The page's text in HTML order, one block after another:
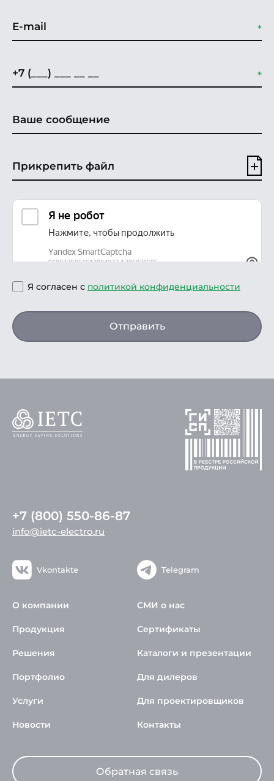
Прикрепить файл
Я согласен с политикой конфиденциальности
Отправить
+7 (800) 550-86-87
info@ietc-electro.ru
Vkontakte Telegram
О компании
Продукция
Решения
Портфолио
Услуги
Новости
СМИ о нас
Сертификаты
Каталоги и презентации
Для дилеров
Для проектировщиков
Контакты
Обратная связь